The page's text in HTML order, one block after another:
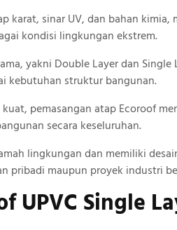
karat, sinar UV, dan bahan
kondisi lingkungan ekstrem.
yakni Double Layer dan Single
kebutuhan struktur bangunan.
pemasangan atap Ecoroof
secara keseluruhan.
lingkungan dan memiliki
pribadi maupun proyek industri
UPVC Single